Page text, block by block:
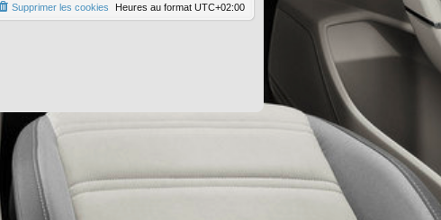
Heures au format UTC+02:00
Supprimer les cookies